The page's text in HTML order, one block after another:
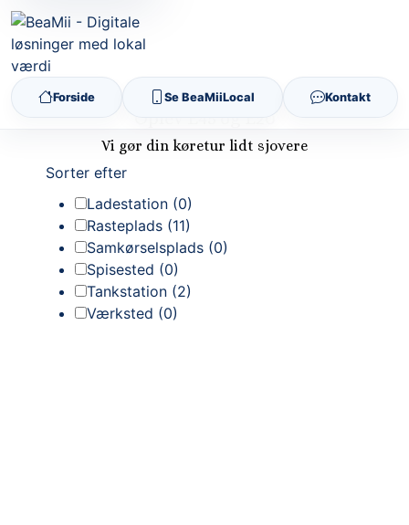
Forside Se BeaMiiLocal Kontakt
Oplev E45 og E20
Vi gør din køretur lidt sjovere
Sorter efter
Ladestation (0)
Rasteplads (11)
Samkørselsplads (0)
Spisested (0)
Tankstation (2)
Værksted (0)